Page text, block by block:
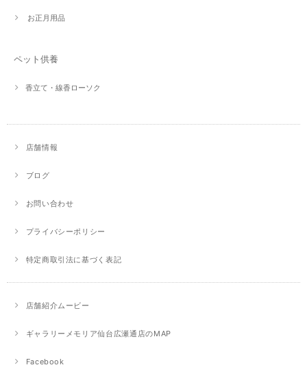
お正月用品
ペット供養
香立て・線香ローソク
店舗情報
ブログ
お問い合わせ
プライバシーポリシー
特定商取引法に基づく表記
店舗紹介ムービー
ギャラリーメモリア仙台広瀬通店のMAP
Facebook